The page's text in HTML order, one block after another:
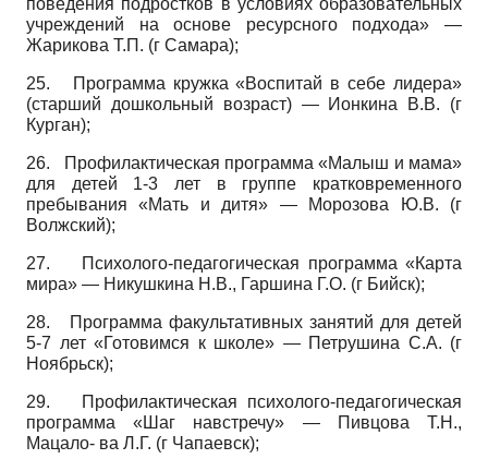
поведения подростков в условиях образовательных
учреждений на основе ресурсного подхода» —
Жарикова Т.П. (г Самара);
25.
Программа кружка «Воспитай в себе лидера»
(старший дошкольный возраст) — Ионкина В.В. (г
Курган);
26.
Профилактическая программа «Малыш и мама»
для детей 1-3 лет в группе кратковременного
пребывания «Мать и дитя» — Морозова Ю.В. (г
Волжский);
27. Психолого-педагогическая программа «Карта
мира» — Никушкина Н.В., Гаршина Г.О. (г Бийск);
28.
Программа факультативных занятий для детей
5-7 лет «Готовимся к школе» — Петрушина С.А. (г
Ноябрьск);
29.
Профилактическая психолого-педагогическая
программа «Шаг навстречу» — Пивцова Т.Н.,
Мацало- ва Л.Г. (г Чапаевск);